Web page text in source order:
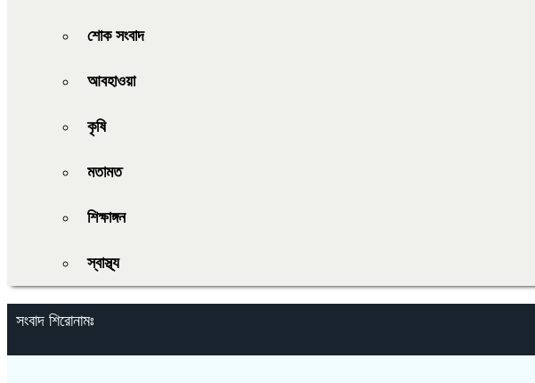
শোক সংবাদ
আবহাওয়া
কৃষি
মতামত
শিক্ষাঙ্গন
স্বাস্থ্য
সংবাদ শিরোনামঃ